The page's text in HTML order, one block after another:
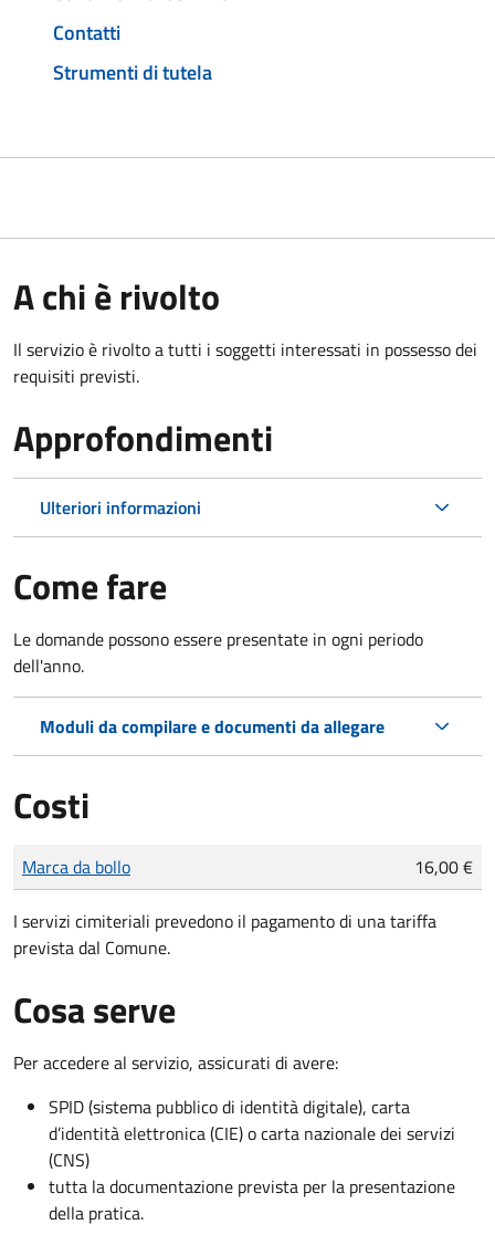
Contatti
Strumenti di tutela
A chi è rivolto
Il servizio è rivolto a tutti i soggetti interessati in possesso dei
requisiti previsti.
Approfondimenti
Ulteriori informazioni
Come fare
Le domande possono essere presentate in ogni periodo
dell'anno.
Moduli da compilare e documenti da allegare
Costi
Tipo di pagamento
Importo
Marca da bollo 16,00 €
I servizi cimiteriali prevedono il pagamento di una tariffa
prevista dal Comune.
Cosa serve
Per accedere al servizio, assicurati di avere:
SPID (sistema pubblico di identità digitale), carta
d’identità elettronica (CIE) o carta nazionale dei servizi
(CNS)
tutta la documentazione prevista per la presentazione
della pratica.